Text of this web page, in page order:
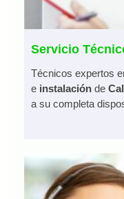
Servicio
Técnicos expertos
e instalación de
a su completa